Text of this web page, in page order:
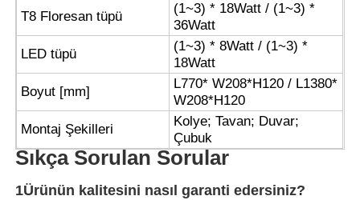
T8 Floresan tüpü
(1~3) * 18Watt / (1~3) *
36Watt
LED tüpü
(1~3) * 8Watt / (1~3) *
18Watt
Boyut [mm]
L770* W208*H120 / L1380*
W208*H120
Montaj Şekilleri
Kolye; Tavan; Duvar;
Çubuk
Sıkça Sorulan Sorular
1Ürünün kalitesini nasıl garanti edersiniz?